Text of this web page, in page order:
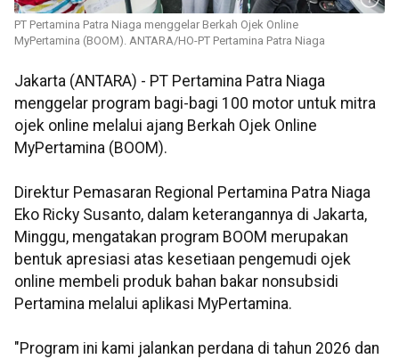
PT Pertamina Patra Niaga menggelar Berkah Ojek Online
MyPertamina (BOOM). ANTARA/HO-PT Pertamina Patra Niaga
Jakarta (ANTARA) - PT Pertamina Patra Niaga
menggelar program bagi-bagi 100 motor untuk mitra
ojek online melalui ajang Berkah Ojek Online
MyPertamina (BOOM).
Direktur Pemasaran Regional Pertamina Patra Niaga
Eko Ricky Susanto, dalam keterangannya di Jakarta,
Minggu, mengatakan program BOOM merupakan
bentuk apresiasi atas kesetiaan pengemudi ojek
online membeli produk bahan bakar nonsubsidi
Pertamina melalui aplikasi MyPertamina.
"Program ini kami jalankan perdana di tahun 2026 dan